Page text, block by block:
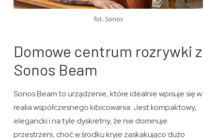
fot. Sonos
Domowe centrum rozrywki z
Sonos Beam
Sonos Beam to urządzenie, które idealnie wpisuje się w
realia współczesnego kibicowania. Jest kompaktowy,
elegancki i na tyle dyskretny, że nie dominuje
przestrzeni, choć w środku kryje zaskakująco dużo